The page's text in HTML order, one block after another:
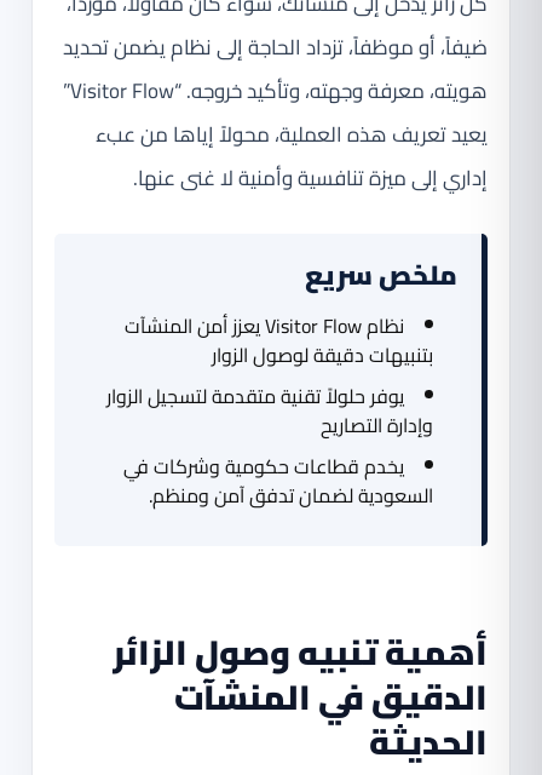
ضيفاً، أو موظفاً، تزداد الحاجة إلى نظام يضمن تحديد
هويته، معرفة وجهته، وتأكيد خروجه. “Visitor Flow”
يعيد تعريف هذه العملية، محولاً إياها من عبء
إداري إلى ميزة تنافسية وأمنية لا غنى عنها.
ملخص سريع
نظام Visitor Flow يعزز أمن المنشآت
بتنبيهات دقيقة لوصول الزوار
يوفر حلولاً تقنية متقدمة لتسجيل الزوار
وإدارة التصاريح
يخدم قطاعات حكومية وشركات في
السعودية لضمان تدفق آمن ومنظم.
أهمية تنبيه وصول الزائر
الدقيق في المنشآت
الحديثة